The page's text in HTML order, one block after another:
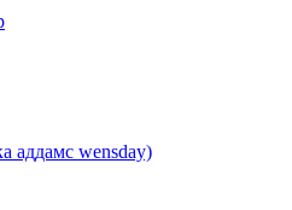
аддамс wensday)